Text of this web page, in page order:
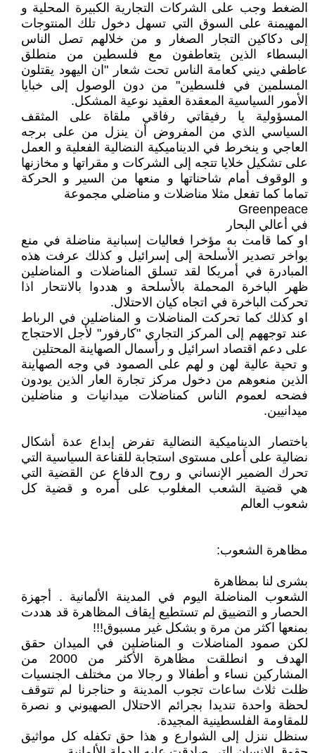
الضغط وجب على الشركات التجارية الكبيرة المحلية و
المهيمنة على السوق التي تسهل دخول تلك المنتوجات
إلى دكاكين التجار الصغار و من خلالهم تصل الناس
البسطاء الذين يتعاطفون مع فلسطين من منطلق
عاطفي ديني كعامة الناس تحت شعار "ان اليهود يقتلون
المسلمين في فلسطين" من دون الوصول إلى خبايا
الأمور السياسية المعقدة العقيد نوعية المشكل.
المسؤولية يا رفيقاتي رفاقي ملقاة على المثقف
السياسي الذي من المفروض أن ينزل من على برجه
العاجي و ينخرط في الديناميكية النضالية الفعلية و العمل
على تشكيل خلايا تتجه إلى الشركات و مقراتها و مخازنها
و الوقوف أمام شاحناتها و منعها من السير و الحركة
تماما كما تفعل مثلا مناضلات و مناضلي مجموعة
Greenpeace
في أعالي البحار
او كما قامت به مؤخرا فعاليات إسبانية مناضلة في منع
بواخر تصدير الأسلحة إلى إسرائيل و كذلك عرفت هذه
المبادرة في أمريكا لقد تسلق المناضلات و المناضلين
ظهر الباخرة المحملة بالأسلحة و هددوا بالانتحار اذا
تحركت الباخرة في اتجاه كيان الاحتلال.
او كذلك كما تحركت المناضلات و المناضلين في الرباط
عند توجههم إلى المركز التجاري "كارفور" لأجل الاحتجاج
على دعم اقتصاد اسرائيل و رأسمال الصهاينة المحتلين
و تحية عالية لهن و لهم على الصمود في وجه الصهاينة
الذين منعوهم من دخول مركز تجارة العار الذين يودون
فضحه لعموم الناس كمناضلات ميدانيات و مناضلين
ميدانيين.
باختصار الديناميكية النضالية تفرض إبداع عدة أشكال
نضالية على أعلى مستوى استجابة للقناعة السياسية التي
تحرك الضمير الإنساني و روح الدفاع عن القضية التي
هي قضية الشعب المغلوب على أمره و قضية كل
شعوب العالم
مظاهرة الشعوب:
بشرى لنا بمظاهرة
الشعوب المناضلة اليوم في المدينة الألمانية . أجهزة
الحصار و التضييق لم تستطيع إيقاف المظاهرة قد هددت
بمنعها اكثر من مرة و بشكل غير مسبوق!!!
لكن صمود المناضلات و المناضلين في الميدان حقق
الهدف و انطلقت مظاهرة الأكثر من 2000 من
المشاركين نساء و أطفالا و رجالا من مختلف الجنسيات
ظلت ثلاث ساعات تجوب المدينة و حناجرنا لم تتوقف
لحظة واحدة تنديدا بجرائم الاحتلال الصهيوني و نصرة
للمقاومة الفلسطينية المجيدة.
سنظل ننزل إلى الشوارع و هذا حق تكفله كل مواثيق